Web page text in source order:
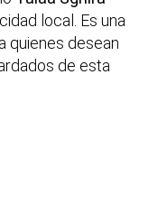
local. Es una
quienes desean
de esta